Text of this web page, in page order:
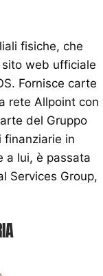
fisiche, che
sito web ufficiale
Fornisce carte
rete Allpoint con
del Gruppo
finanziarie in
a lui, è passata
Services Group,